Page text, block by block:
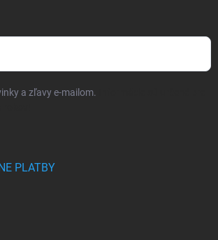
a zľavy e-mailom.
PLATBY